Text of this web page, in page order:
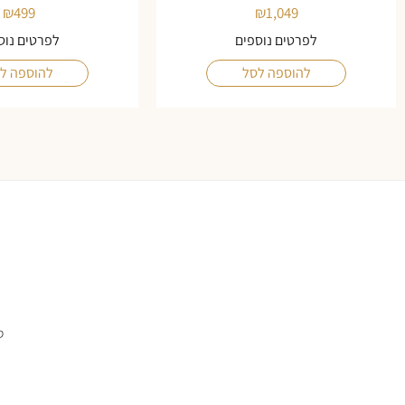
₪1,049
לפרטים נוספים
להוספה לסל
₪499
לפרטים
להוספה